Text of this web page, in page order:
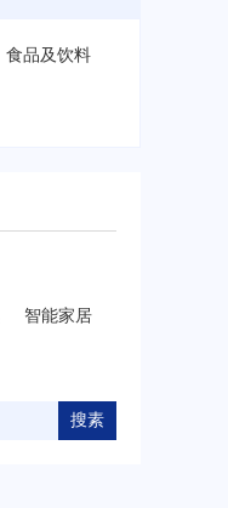
食品及饮料
智能家居
搜素